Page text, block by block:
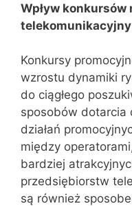
Wpływ konkursów
telekomunikacyjny
Konkursy
wzrostu dynamiki
do ciągłego
sposobów dotarcia
działań
między
bardziej
przedsiębiorstw
są również